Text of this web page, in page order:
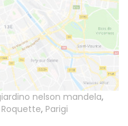
nelson mandela,
, Parigi